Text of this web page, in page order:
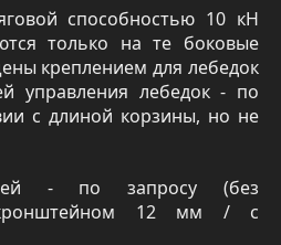
способностью 10 кН
только на те боковые
креплением для лебедок
управления лебедок - по
с длиной корзины, но не
- по запросу (без
12 мм / с